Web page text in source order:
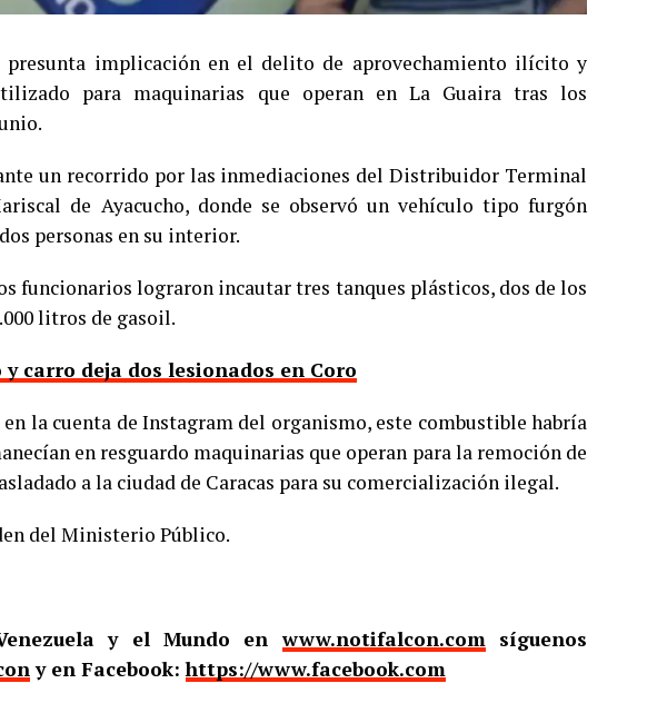
presunta implicación en el delito de aprovechamiento ilícito y
para maquinarias que operan en La Guaira tras los
un recorrido por las inmediaciones del Distribuidor Terminal
de Ayacucho, donde se observó un vehículo tipo furgón
personas en su interior.
funcionarios lograron incautar tres tanques plásticos, dos de los
litros de gasoil.
carro deja dos lesionados en Coro
la cuenta de Instagram del organismo, este combustible habría
en resguardo maquinarias que operan para la remoción de
a la ciudad de Caracas para su comercialización ilegal.
del Ministerio Público.
y el Mundo enwww.notifalcon.comsíguenos
y en Facebook:https://www.facebook.com